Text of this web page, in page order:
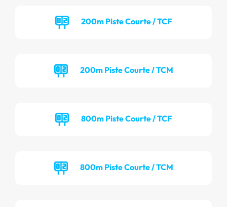
200m Piste Courte / TCF
200m Piste Courte / TCM
800m Piste Courte / TCF
800m Piste Courte / TCM